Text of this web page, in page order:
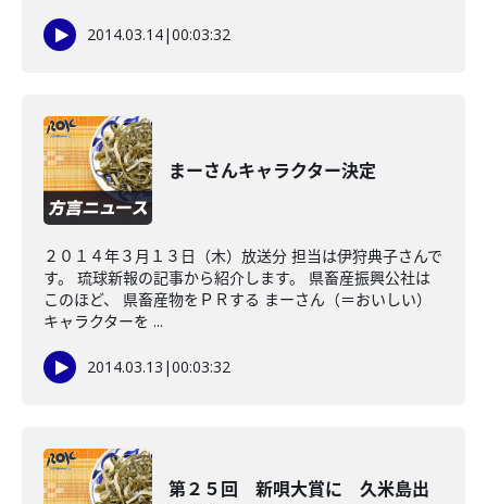
2014.03.14|00:03:32
まーさんキャラクター決定
２０１４年３月１３日（木）放送分 担当は伊狩典子さんで
す。 琉球新報の記事から紹介します。 県畜産振興公社は
このほど、 県畜産物をＰＲする まーさん（＝おいしい）
キャラクターを ...
2014.03.13 |00:03:32
第２５回 新唄大賞に 久米島出